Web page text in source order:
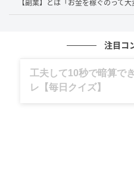
アルバイト先に一本の電
の元同僚から「再就職し
【副業】とは「お金を稼ぐのって大
注目コ
グルメ、ギャグ、子育
めます。